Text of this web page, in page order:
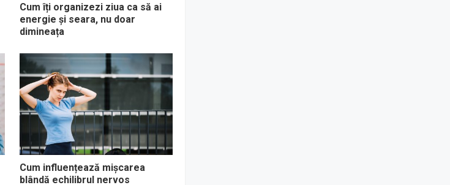
Cum îți organizezi ziua ca să ai
energie și seara, nu doar
dimineața
Cum influențează mișcarea
blândă echilibrul nervos